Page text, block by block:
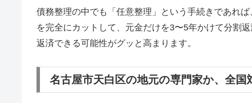
債務整理の中でも「任意整理」という手続きであれ
を完全にカットして、元金だけを3〜5年かけて分割
返済できる可能性がグッと高まります。
名古屋市天白区の地元の専門家か、全国